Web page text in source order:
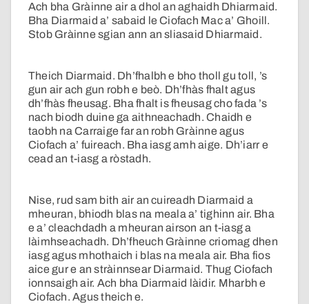
Ach bha Gràinne air a dhol an aghaidh Dhiarmaid.
Bha Diarmaid a’ sabaid le Ciofach Mac a’ Ghoill.
Stob Gràinne sgian ann an sliasaid Dhiarmaid.
Theich Diarmaid. Dh’fhalbh e bho tholl gu toll, ’s
gun air ach gun robh e beò. Dh’fhàs fhalt agus
dh’fhàs fheusag. Bha fhalt is fheusag cho fada ’s
nach biodh duine ga aithneachadh. Chaidh e
taobh na Carraige far an robh Gràinne agus
Ciofach a’ fuireach. Bha iasg amh aige. Dh’iarr e
cead an t-iasg a ròstadh.
Nise, rud sam bith air an cuireadh Diarmaid a
mheuran, bhiodh blas na meala a’ tighinn air. Bha
e a’ cleachdadh a mheuran airson an t-iasg a
làimhseachadh. Dh’fheuch Gràinne criomag dhen
iasg agus mhothaich i blas na meala air. Bha fios
aice gur e an stràinnsear Diarmaid. Thug Ciofach
ionnsaigh air. Ach bha Diarmaid làidir. Mharbh e
Ciofach. Agus theich e.